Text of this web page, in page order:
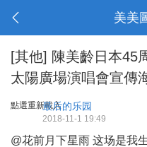
美美
[其他] 陳美齡日本45
太陽廣場演唱會宣傳
點選重新載入最后的乐园
2018-11-1 19:49
@花前月下星雨 这场是我